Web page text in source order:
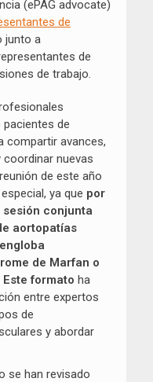
(ePAG advocate)
de
junto a
de
de trabajo.
de
compartir avances,
nuevas
de este año
ya que por
sesión conjunta
aortopatías
de Marfan o
formato ha
entre expertos
de
y abordar
se han revisado